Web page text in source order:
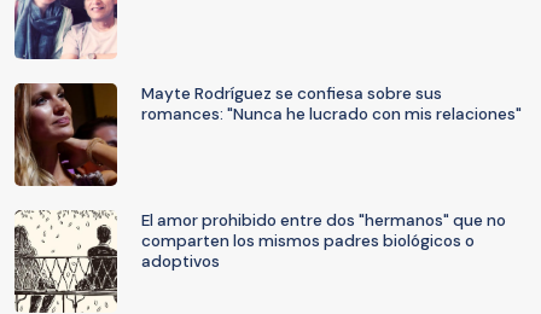
Mayte Rodríguez se confiesa sobre sus
romances: "Nunca he lucrado con mis relaciones"
El amor prohibido entre dos "hermanos" que no
comparten los mismos padres biológicos o
adoptivos